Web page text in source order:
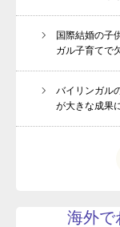
国際結婚の子
ガル子育てで
バイリンガル
が大きな成果
海外で